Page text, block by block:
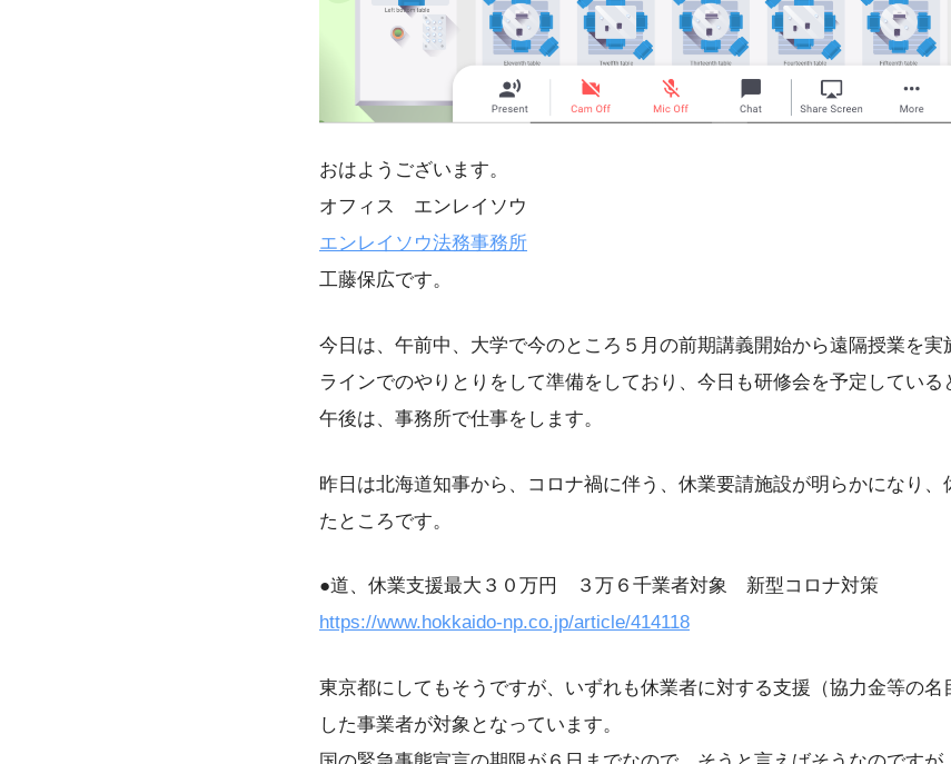
おはようございます。
オフィス エンレイソウ
エンレイソウ法務事務所
工藤保広です。
今日は、午前中、大学で今のところ５月の前期講義開始から遠隔授業を
ラインでのやりとりをして準備をしており、今日も研修会を予定している
午後は、事務所で仕事をします。
昨日は北海道知事から、コロナ禍に伴う、休業要請施設が明らかになり
たところです。
●道、休業支援最大３０万円 ３万６千業者対象 新型コロナ対策
https://www.hokkaido-np.co.jp/article/414118
東京都にしてもそうですが、いずれも休業者に対する支援（協力金等の
した事業者が対象となっています。